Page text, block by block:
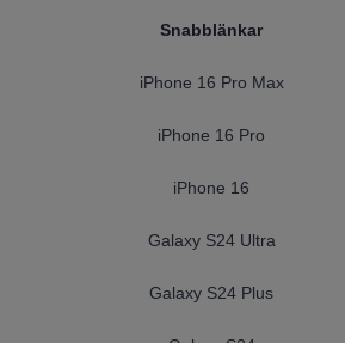
Snabblänkar
iPhone 16 Pro Max
iPhone 16 Pro
iPhone 16
Galaxy S24 Ultra
Galaxy S24 Plus